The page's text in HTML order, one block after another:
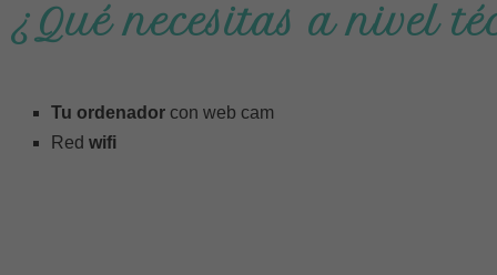
¿Qué necesitas a nivel
Tu ordenador con web cam
Red wifi